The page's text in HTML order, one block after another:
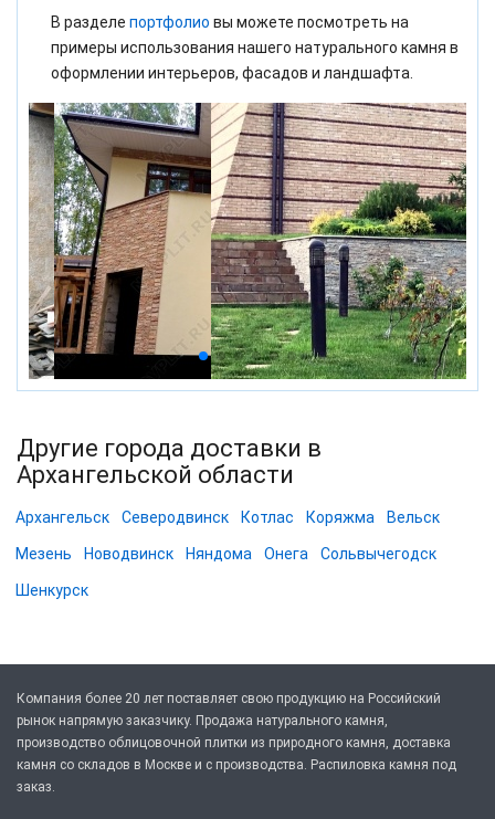
В разделе портфолио вы можете посмотреть на
примеры использования нашего натурального камня в
оформлении интерьеров, фасадов и ландшафта.
Другие города доставки в
Архангельской области
Архангельск Северодвинск Котлас Коряжма Вельск
Мезень Новодвинск Няндома Онега Сольвычегодск
Шенкурск
Компания более 20 лет поставляет свою продукцию на Российский
рынок напрямую заказчику. Продажа натурального камня,
производство облицовочной плитки из природного камня, доставка
камня со складов в Москве и с производства. Распиловка камня под
заказ.